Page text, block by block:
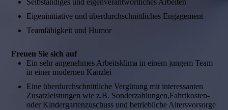
Selbständiges und eigenverantwortliches Arbeiten
Eigeninitiative und überdurchschnittliches Engagement
Teamfähigkeit und Humor
Freuen Sie sich auf
Ein sehr angenehmes Arbeitsklima in einem jungem Team
in einer modernen Kanzlei
Eine überdurchschnittliche Vergütung mit interessanten
Zusatzleistungen wie z.B. Sonderzahlungen,Fahrtkosten-
oder Kindergartenzuschuss und betriebliche Altersvorsorge